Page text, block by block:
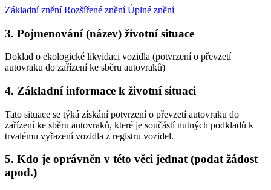
Základní znění Rozšířené znění Úplné znění
3. Pojmenování (název) životní situace
Doklad o ekologické likvidaci vozidla (potvrzení o převzetí
autovraku do zařízení ke sběru autovraků)
4. Základní informace k životní situaci
Tato situace se týká získání potvrzení o převzetí autovraku do
zařízení ke sběru autovraků, které je součástí nutných podkladů k
trvalému vyřazení vozidla z registru vozidel.
5. Kdo je oprávněn v této věci jednat (podat žádost
apod.)